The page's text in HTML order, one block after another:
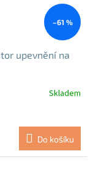
–61 %
upevnění na
Skladem
Do košíku